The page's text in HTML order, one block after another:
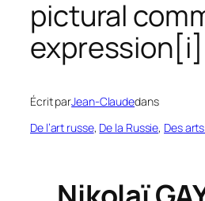
pictural
expression[i]
Écrit parJean-Claudedans
De l’art russe, De la Russie, Des